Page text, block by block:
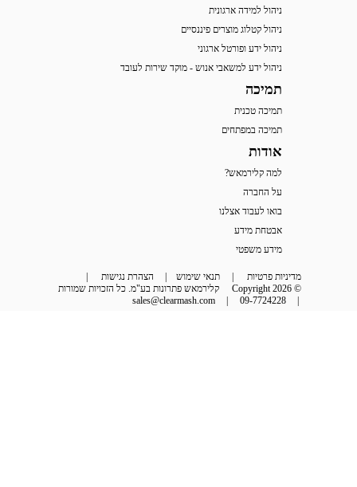
ניהול למידה ארגונית
ניהול קטלוג מוצרים פיננסיים
ניהול ידע ופורטל ארגוני
ניהול ידע למשאבי אנוש - מוקד שירות לעובד
תמיכה
תמיכה טכנית
תמיכה במפתחים
אודות
למה קלירמאש?
על החברה
בואו לעבוד אצלנו
אבטחת מידע
מידע משפטי
מדיניות פרטיות | תנאי שימוש | הצהרת נגישות
|
קלירמאש פתרונות בע"מ. כל הזכויות שמורות
09-7724228
|
sales@clearmash.com